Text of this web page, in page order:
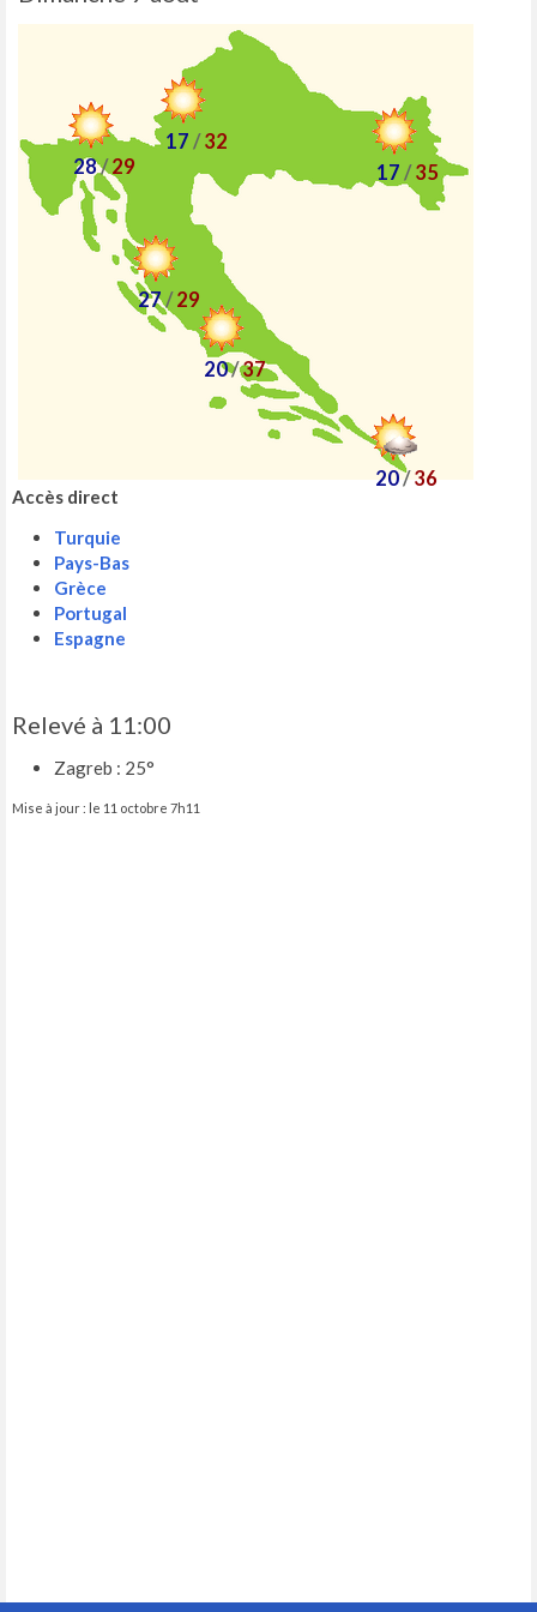
20/36
17 / 35
20/37
17 / 32
28/ 29
27/ 29
Accès direct
Turquie
Pays-Bas
Grèce
Portugal
Espagne
Relevé à 11:00
Zagreb : 25°
Mise à jour : le 11 octobre 7h11